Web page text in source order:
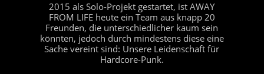
2015 als Solo-Projekt gestartet, ist AWAY
FROM LIFE heute ein Team aus knapp 20
Freunden, die unterschiedlicher kaum sein
könnten, jedoch durch mindestens diese eine
Sache vereint sind: Unsere Leidenschaft für
Hardcore-Punk.